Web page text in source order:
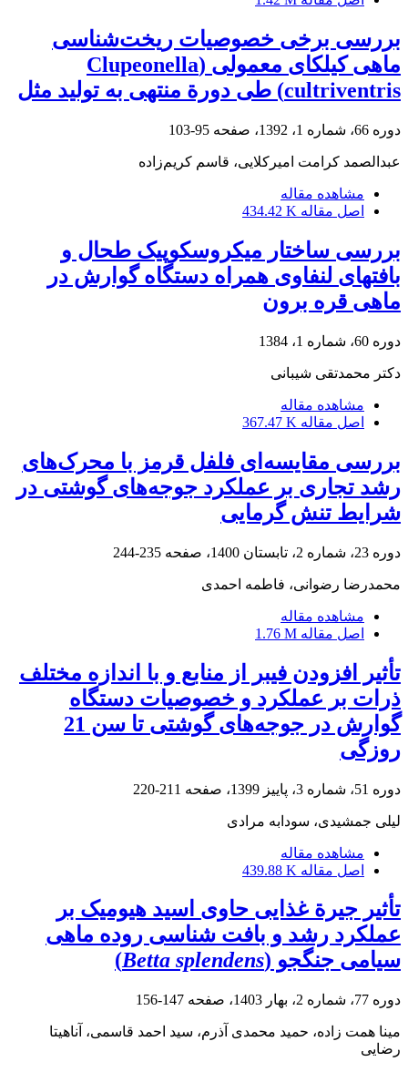
بررسی برخی خصوصیات ریخت‌شناسی
ماهی کیلکای معمولی (Clupeonella
cultriventris) طی دورة منتهی به تولید مثل
دوره 66، شماره 1، 1392، صفحه 95-103
عبدالصمد کرامت امیرکلایی، قاسم کریم‌زاده
مشاهده مقاله
اصل مقاله 434.42 K
بررسی ساختار میکروسکوپیک طحال و
بافتهای لنفاوی همراه دستگاه گوارش در
ماهی قره برون
دوره 60، شماره 1، 1384
دکتر محمدتقی شیبانی
مشاهده مقاله
اصل مقاله 367.47 K
بررسی مقایسه‌ای فلفل قرمز با محرک‌های
رشد تجاری بر عملکرد جوجه‌های گوشتی در
شرایط تنش گرمایی
دوره 23، شماره 2، تابستان 1400، صفحه 235-244
محمدرضا رضوانی، فاطمه احمدی
مشاهده مقاله
اصل مقاله 1.76 M
تأثیر افزودن فیبر از منابع و با اندازه مختلف
ذرات بر عملکرد و خصوصیات دستگاه
گوارش در ‏جوجه‌های گوشتی تا سن 21
روزگی
دوره 51، شماره 3، پاییز 1399، صفحه 211-220
لیلی جمشیدی، سودابه مرادی
مشاهده مقاله
اصل مقاله 439.88 K
تأثیر جیرة غذایی حاوی اسید هیومیک بر
عملکرد رشد و بافت شناسی روده ماهی
سیامی جنگجو (Betta splendens
)
دوره 77، شماره 2، بهار 1403، صفحه 147-156
مینا همت زاده، حمید محمدی آذرم، سید احمد قاسمی، آناهیتا
رضایی